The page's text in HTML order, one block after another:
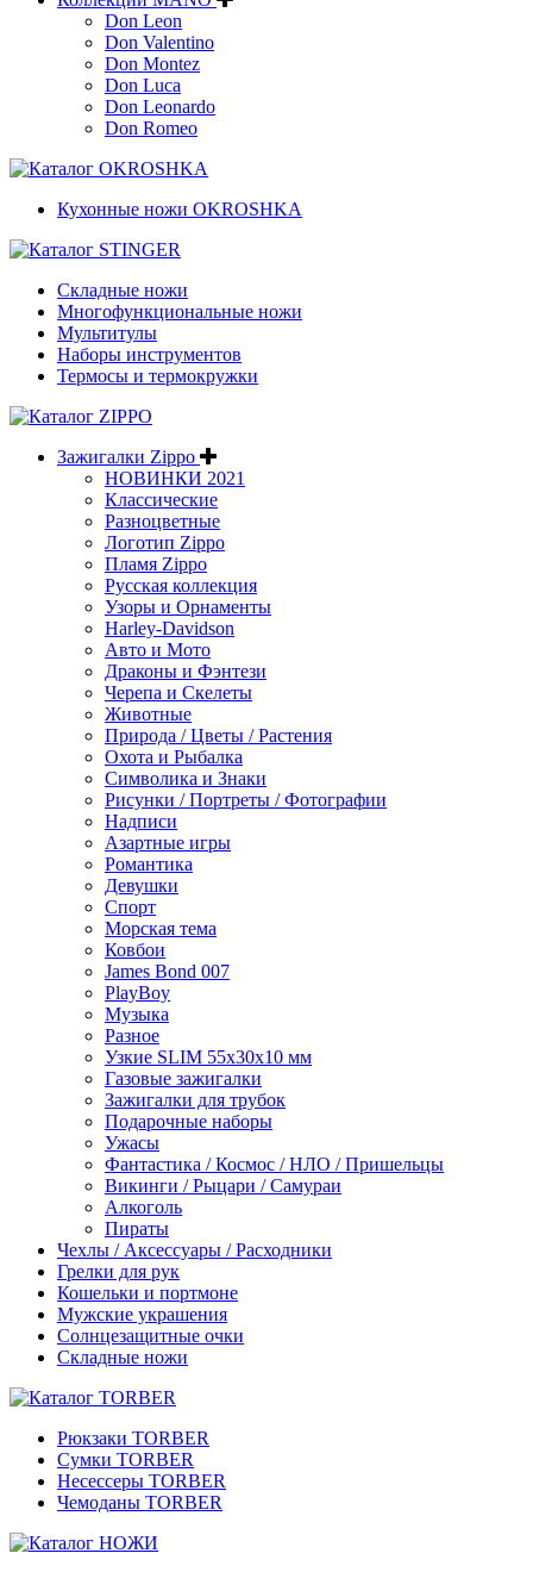
Don Leon
Don Valentino
Don Montez
Don Luca
Don Leonardo
Don Romeo
Кухонные ножи OKROSHKA
Складные ножи
Многофункциональные ножи
Мультитулы
Наборы инструментов
Термосы и термокружки
Зажигалки Zippo
НОВИНКИ 2021
Классические
Разноцветные
Логотип Zippo
Пламя Zippo
Русская коллекция
Узоры и Орнаменты
Harley-Davidson
Авто и Мото
Драконы и Фэнтези
Черепа и Скелеты
Животные
Природа / Цветы / Растения
Охота и Рыбалка
Символика и Знаки
Рисунки / Портреты / Фотографии
Надписи
Азартные игры
Романтика
Девушки
Спорт
Морская тема
Ковбои
James Bond 007
PlayBoy
Музыка
Разное
Узкие SLIM 55x30x10 мм
Газовые зажигалки
Зажигалки для трубок
Подарочные наборы
Ужасы
Фантастика / Космос / НЛО / Пришельцы
Викинги / Рыцари / Самураи
Алкоголь
Пираты
Чехлы / Аксессуары / Расходники
Грелки для рук
Кошельки и портмоне
Мужские украшения
Солнцезащитные очки
Складные ножи
Рюкзаки TORBER
Сумки TORBER
Несессеры TORBER
Чемоданы TORBER